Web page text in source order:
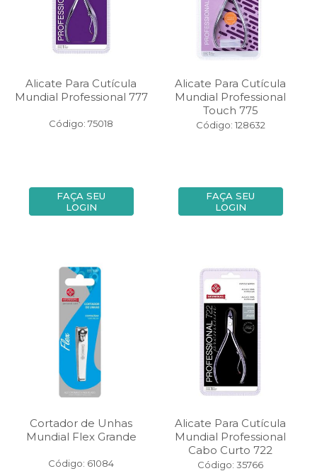
Alicate Para Cutícula
Mundial Professional 777
Código: 75018
FAÇA SEU
LOGIN
Alicate Para Cutícula
Mundial Professional
Touch 775
Código: 128632
FAÇA SEU
LOGIN
Cortador de Unhas
Mundial Flex Grande
Código: 61084
Alicate Para Cutícula
Mundial Professional
Cabo Curto 722
Código: 35766